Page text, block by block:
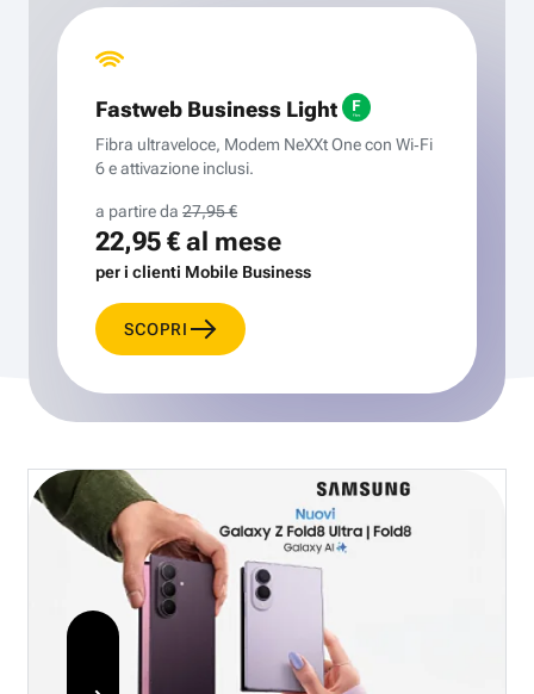
Fastweb Business Light
Fibra ultraveloce, Modem NeXXt One con Wi‑Fi
6 e attivazione inclusi.
a partire da 27,95 €
22,95 €al mese
per i clienti Mobile Business
SCOPRI